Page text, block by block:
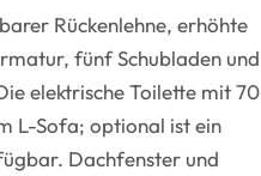
Rückenlehne, erhöhte
fünf Schubladen und
elektrische Toilette mit
L-Sofa; optional ist ein
Dachfenster und